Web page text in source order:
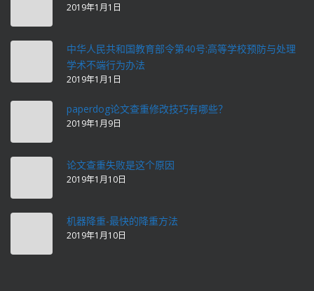
2019年1月1日
中华人民共和国教育部令第40号:高等学校预防与处理
学术不端行为办法
2019年1月1日
paperdog论文查重修改技巧有哪些？
2019年1月9日
论文查重失败是这个原因
2019年1月10日
机器降重-最快的降重方法
2019年1月10日